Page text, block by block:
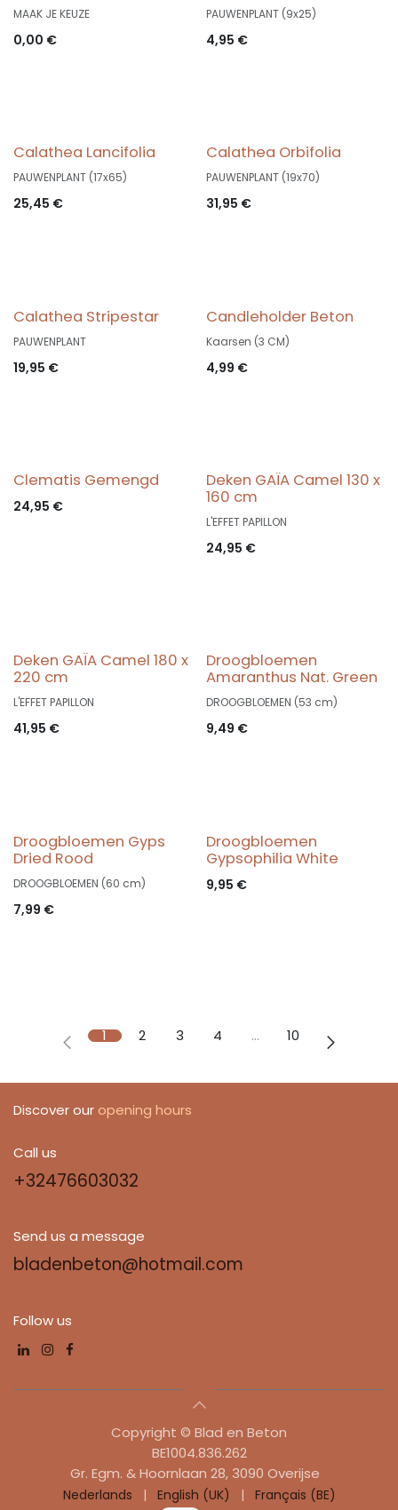
MAAK JE KEUZE
0,00 €
PAUWENPLANT (9x25)
4,95 €
Calathea Lancifolia
PAUWENPLANT (17x65)
25,45 €
Calathea Orbifolia
PAUWENPLANT (19x70)
31,95 €
Calathea Stripestar
PAUWENPLANT
19,95 €
Candleholder Beton
Kaarsen (3 CM)
4,99 €
Clematis Gemengd
24,95 €
Deken GAÏA Camel 130 x
160 cm
L'EFFET PAPILLON
24,95 €
Deken GAÏA Camel 180 x
220 cm
L'EFFET PAPILLON
41,95 €
Droogbloemen
Amaranthus Nat. Green
DROOGBLOEMEN (53 cm)
9,49 €
Droogbloemen Gyps
Dried Rood
DROOGBLOEMEN (60 cm)
7,99 €
Droogbloemen
Gypsophilia White
9,95 €
1 2 3 4 … 10
Discover our opening hours
Call us
+32476603032
Send us a message
bladenbeton@hotmail.com
Follow us
Copyright © Blad en Beton
​​BE1004.836.262
Gr. Egm. & Hoornlaan 28, 3090 Overijse
Nederlands | English (UK) |
Français (BE)